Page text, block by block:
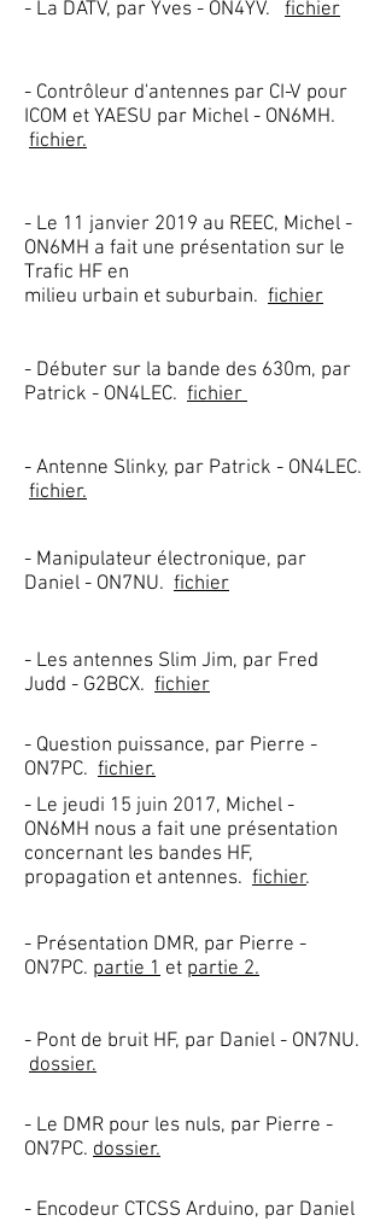
- La DATV, par Yves - ON4YV. fichier
- Contrôleur d'antennes par CI-V pour
ICOM et YAESU par Michel - ON6MH.
fichier.
- Le 11 janvier 2019 au REEC, Michel -
ON6MH a fait une présentation sur le
Trafic HF en
milieu urbain et suburbain. fichier
- Débuter sur la bande des 630m, par
Patrick - ON4LEC. fichier
- Antenne Slinky, par Patrick - ON4LEC.
fichier.
- Manipulateur électronique, par
Daniel - ON7NU. fichier
- Les antennes Slim Jim, par Fred
Judd - G2BCX. fichier
- Question puissance, par Pierre -
ON7PC. fichier.
- Le jeudi 15 juin 2017, Michel -
ON6MH nous a fait une présentation
concernant les bandes HF,
propagation et antennes. fichier.
- Présentation DMR, par Pierre -
ON7PC. partie 1 et partie 2.
- Pont de bruit HF, par Daniel - ON7NU.
dossier.
- Le DMR pour les nuls, par Pierre -
ON7PC. dossier.
- Encodeur CTCSS Arduino, par Daniel